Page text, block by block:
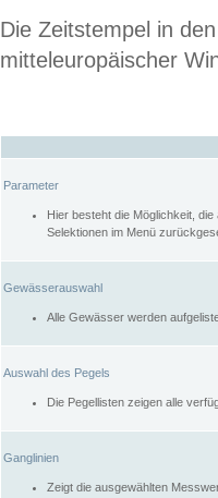
Die Zeitstempel in
mitteleuropäischer
Parameter
Hier besteht die Möglichkeit,
Selektionen im Menü
Gewässerauswahl
Alle Gewässer werden
Auswahl des Pegels
Die Pegellisten zeigen alle
Ganglinien
Zeigt die ausgewählten